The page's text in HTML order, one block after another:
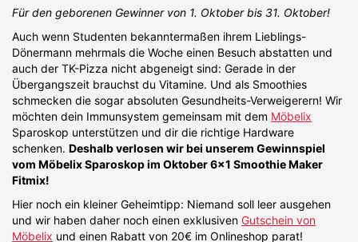
Für den geborenen Gewinner von 1. Oktober bis 31. Oktober!
Auch wenn Studenten bekanntermaßen ihrem Lieblings-
Dönermann mehrmals die Woche einen Besuch abstatten und
auch der TK-Pizza nicht abgeneigt sind: Gerade in der
Übergangszeit brauchst du Vitamine. Und als Smoothies
schmecken die sogar absoluten Gesundheits-Verweigerern! Wir
möchten dein Immunsystem gemeinsam mit dem Möbelix
Sparoskop unterstützen und dir die richtige Hardware
schenken. Deshalb verlosen wir bei unserem Gewinnspiel
vom Möbelix Sparoskop im Oktober 6x1 Smoothie Maker
Fitmix!
Hier noch ein kleiner Geheimtipp: Niemand soll leer ausgehen
und wir haben daher noch einen exklusiven Gutschein von
Möbelix und einen Rabatt von 20€ im Onlineshop parat!